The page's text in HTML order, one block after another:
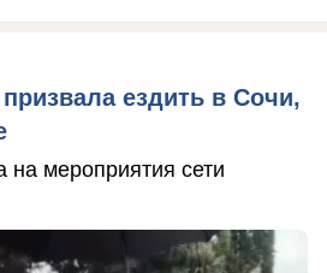
ездить в Сочи,
мероприятия сети